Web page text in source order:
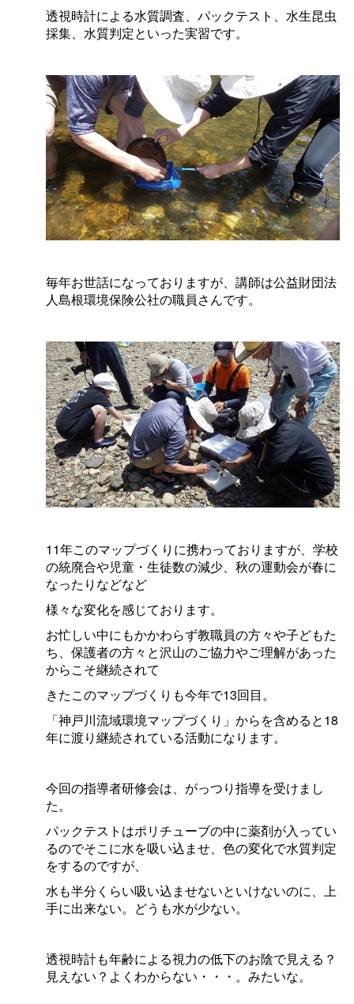
透視時計による水質調査、パックテスト、水生昆虫
採集、水質判定といった実習です。
毎年お世話になっておりますが、講師は公益財団法
人島根環境保険公社の職員さんです。
11年このマップづくりに携わっておりますが、学校
の統廃合や児童・生徒数の減少、秋の運動会が春に
なったりなどなど
様々な変化を感じております。
お忙しい中にもかかわらず教職員の方々や子どもた
ち、保護者の方々と沢山のご協力やご理解があった
からこそ継続されて
きたこのマップづくりも今年で13回目。
「神戸川流域環境マップづくり」からを含めると18
年に渡り継続されている活動になります。
今回の指導者研修会は、がっつり指導を受けまし
た。
パックテストはポリチューブの中に薬剤が入ってい
るのでそこに水を吸い込ませ、色の変化で水質判定
をするのですが、
水も半分くらい吸い込ませないといけないのに、上
手に出来ない。どうも水が少ない。
透視時計も年齢による視力の低下のお陰で見える？
見えない？よくわからない・・・。みたいな。